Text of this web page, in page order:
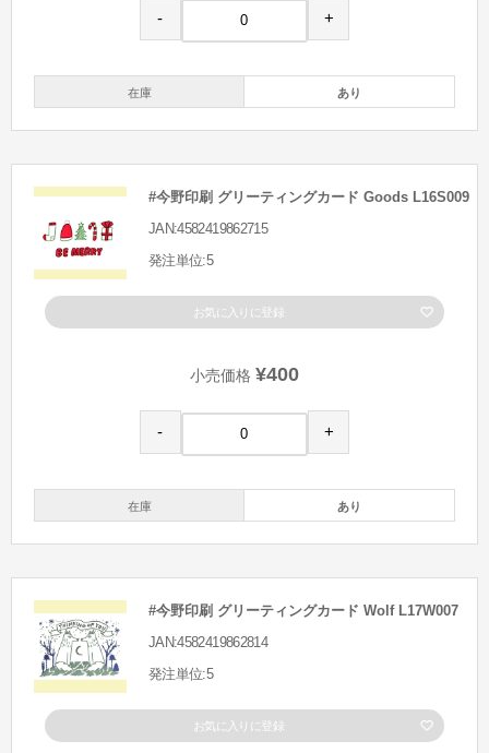
- +
在庫 あり
#今野印刷 グリーティングカード Goods L16S009
JAN:4582419862715
発注単位:5
お気に入りに登録
小売価格 ¥400
- +
在庫 あり
#今野印刷 グリーティングカード Wolf L17W007
JAN:4582419862814
発注単位:5
お気に入りに登録